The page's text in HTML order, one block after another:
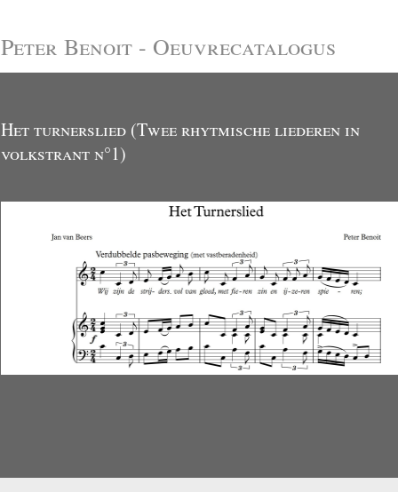
Peter Benoit - Oeuvrecatalogus
Het turnerslied (Twee rhytmische liederen in
volkstrant n°1)